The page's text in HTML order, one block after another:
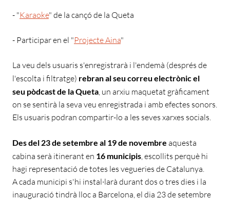
- "Karaoke" de la cançó de la Queta
- Participar en el "Projecte Aina"
La veu dels usuaris s'enregistrarà i l'endemà (després de
l'escolta i filtratge) rebran al seu correu electrònic el
seu pòdcast de la Queta, un arxiu maquetat gràficament
on se sentirà la seva veu enregistrada i amb efectes sonors.
Els usuaris podran compartir-lo a les seves xarxes socials.
Des del 23 de setembre al 19 de novembre aquesta
cabina serà itinerant en 16 municipis,escollits perquè hi
hagi representació de totes les vegueries de Catalunya.
Acada municipi s'hi instal·larà durant dos o tres dies i la
inauguració tindrà lloc a Barcelona, el dia 23 de setembre